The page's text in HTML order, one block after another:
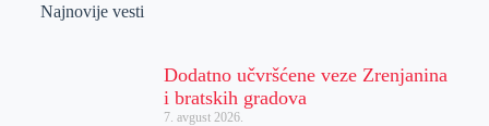
Najnovije vesti
Dodatno učvršćene veze Zrenjanina
i bratskih gradova
7. avgust 2026.